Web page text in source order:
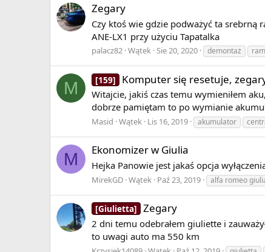
Zegary
Czy ktoś wie gdzie podważyć ta srebrną
ANE-LX1 przy użyciu Tapatalka
palacz82 Wątek Sie 20, 2020 demontaż
M [159] Komputer się resetuje,
Witajcie, jakiś czas temu wymieniłem
dobrze pamiętam to po wymianie
Masid Wątek Lis 16, 2019 akumulator
M Ekonomizer w Giulia
Hejka Panowie jest jakaś opcja
MirekGD Wątek Paź 23, 2019 alfa romeo
[Giulietta] Zegary
2 dni temu odebrałem giuliette i
to uwagi auto ma 550 km